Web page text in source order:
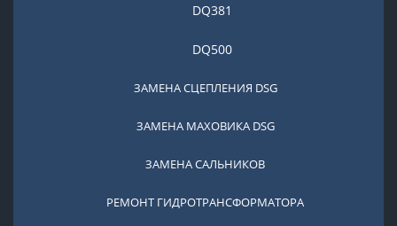
DQ381
DQ500
ЗАМЕНА СЦЕПЛЕНИЯ DSG
ЗАМЕНА МАХОВИКА DSG
ЗАМЕНА САЛЬНИКОВ
РЕМОНТ ГИДРОТРАНСФОРМАТОРА